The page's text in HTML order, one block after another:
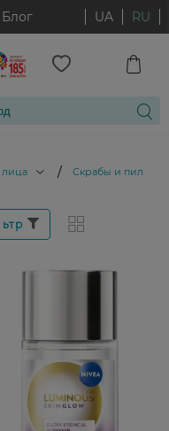
Блог UA RU
/ Скрабы и